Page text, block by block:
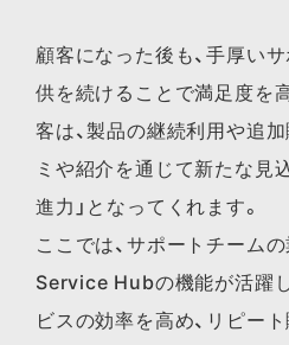
顧客になった後も、手厚い
供を続けることで満足度を
客は、製品の継続利用や追
ミや紹介を通じて新たな見
進力」となってくれます。
ここでは、サポートチーム
Service Hubの機能が活躍
ビスの効率を高め、リピー